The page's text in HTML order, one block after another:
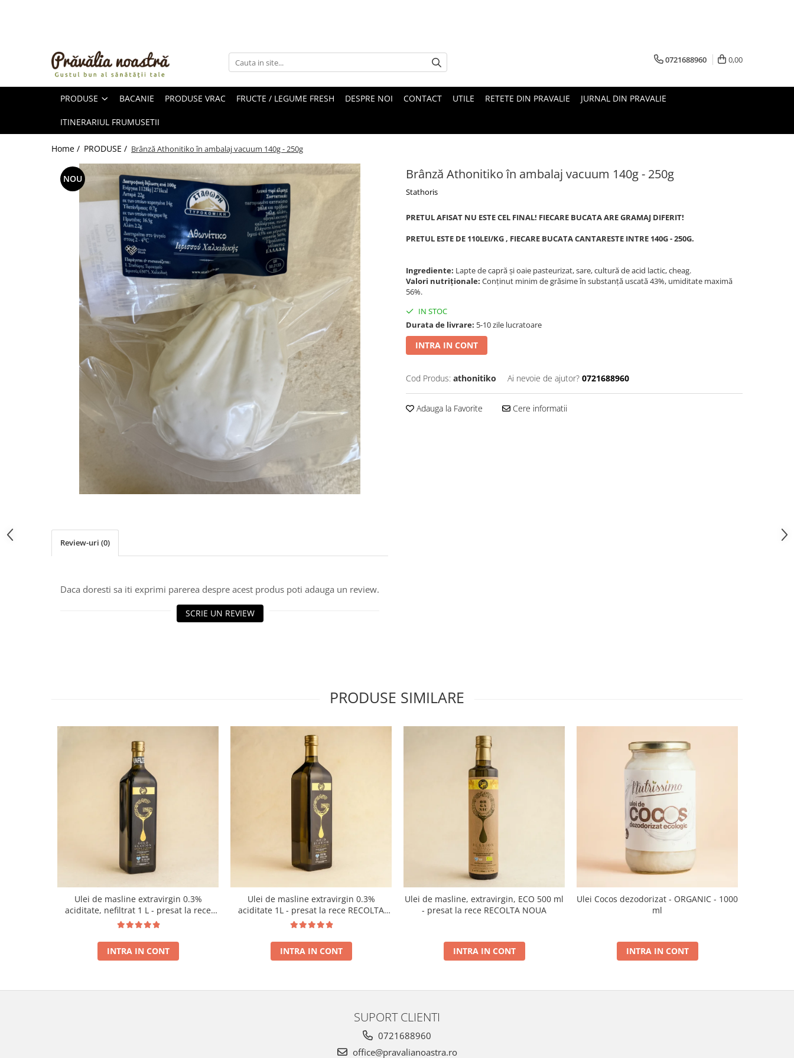
ULEIURI ȘI UNTURI
FRUCTE DESHIDRATATE
ÎNDULCITORI NATURALI / MIERE
FRUCTE LA CONSERVĂ
OȚETURI ȘI SOSURI
CREME ȘI PASTE TARTINABILE
PRODUSE ECO / ORGANICE
0721688960 0,00
PRODUSE BACANIE PRODUSE VRAC FRUCTE / LEGUME FRESH DESPRE NOI CONTACT UTILE RETETE DIN PRAVALIE JURNAL DIN PRAVALIE
ITINERARIUL FRUMUSETII
Home / PRODUSE / Brânză Athonitiko în ambalaj vacuum 140g - 250g
Brânză Athonitiko în ambalaj vacuum 140g - 250g
Stathoris
NOU
PRETUL AFISAT NU ESTE CEL FINAL! FIECARE BUCATA ARE GRAMAJ DIFERIT!
PRETUL ESTE DE 110LEI/KG , FIECARE BUCATA CANTARESTE INTRE 140G - 250G.
Ingrediente: Lapte de capră și oaie pasteurizat, sare, cultură de acid lactic, cheag.
Valori nutriționale: Conținut minim de grăsime în substanță uscată 43%, umiditate maximă
56%.
IN STOC
Durata de livrare: 5-10 zile lucratoare
INTRA IN CONT
Cod Produs: athonitiko Ai nevoie de ajutor? 0721688960
Adauga la Favorite Cere informatii
Review-uri (0)
Daca doresti sa iti exprimi parerea despre acest produs poti adauga un review.
SCRIE UN REVIEW
PRODUSE SIMILARE
Ulei de masline extravirgin 0.3%
aciditate, nefiltrat 1 L - presat la rece
RECOLTA NOUA
INTRA IN CONT
Ulei de masline extravirgin 0.3%
aciditate 1L - presat la rece RECOLTA
NOUA
INTRA IN CONT
Ulei de masline, extravirgin, ECO 500 ml
- presat la rece RECOLTA NOUA
INTRA IN CONT
Ulei Cocos dezodorizat - ORGANIC - 1000
ml
INTRA IN CONT
SUPORT CLIENTI
0721688960
office@pravalianoastra.ro